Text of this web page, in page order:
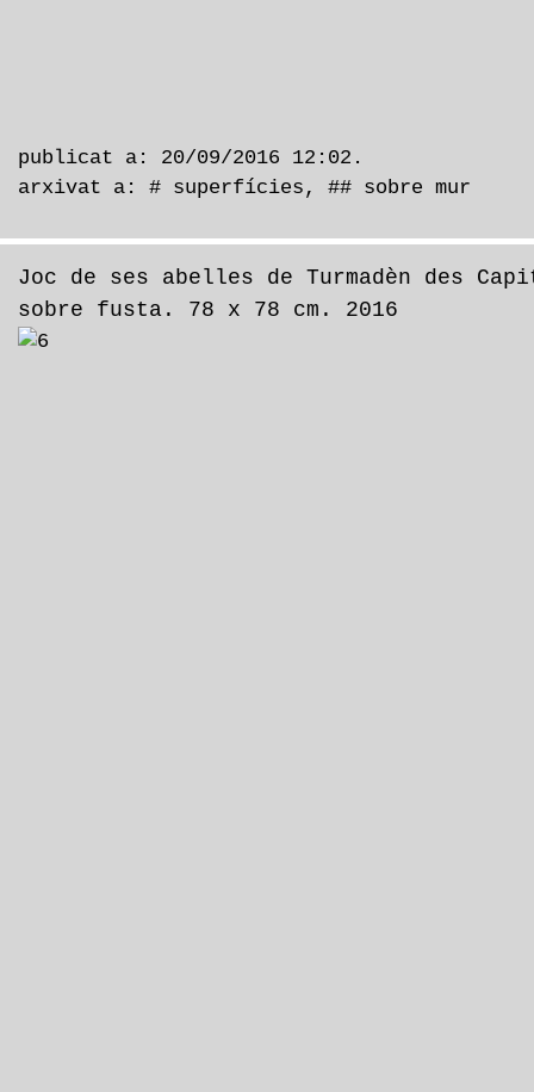
publicat a: 20/09/2016 12:02.
arxivat a: # superfícies , ## sobre mur
Joc de ses abelles de Turmadèn des
sobre fusta. 78 x 78 cm. 2016